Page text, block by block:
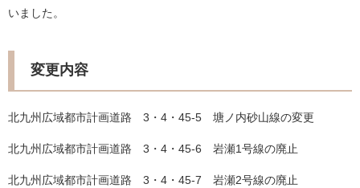
いました。
変更内容
北九州広域都市計画道路 3・4・45-5 塘ノ内砂山線の変更
北九州広域都市計画道路 3・4・45-6 岩瀬1号線の廃止
北九州広域都市計画道路 3・4・45-7 岩瀬2号線の廃止